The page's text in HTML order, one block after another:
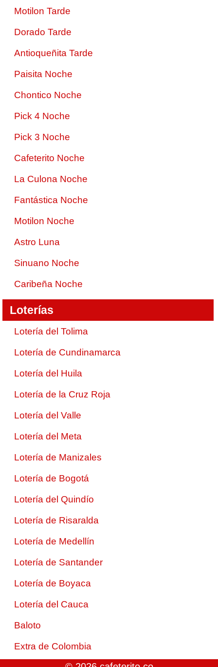
Motilon Tarde
Dorado Tarde
Antioqueñita Tarde
Paisita Noche
Chontico Noche
Pick 4 Noche
Pick 3 Noche
Cafeterito Noche
La Culona Noche
Fantástica Noche
Motilon Noche
Astro Luna
Sinuano Noche
Caribeña Noche
Loterías
Lotería del Tolima
Lotería de Cundinamarca
Lotería del Huila
Lotería de la Cruz Roja
Lotería del Valle
Lotería del Meta
Lotería de Manizales
Lotería de Bogotá
Lotería del Quindío
Lotería de Risaralda
Lotería de Medellín
Lotería de Santander
Lotería de Boyaca
Lotería del Cauca
Baloto
Extra de Colombia